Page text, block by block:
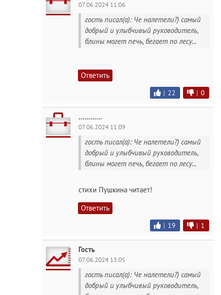
07.06.2024 11:06
гость писал(а): Че налетели?) самый
добрый и улыбчивый руководитель,
блины могет печь, бегает по лесу...
Ответить
| 22 | 0
............
07.06.2024 11:09
гость писал(а): Че налетели?) самый
добрый и улыбчивый руководитель,
блины могет печь, бегает по лесу...
стихи Пушкина читает!
Ответить
| 19 | 1
Гость
07.06.2024 13:05
гость писал(а): Че налетели?) самый
добрый и улыбчивый руководитель,